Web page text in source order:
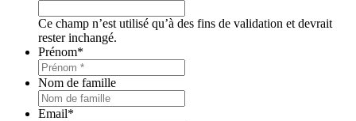
Ce champ n’est utilisé qu’à des fins de validation et devrait
rester inchangé.
Prénom*
Nom de famille
Email*